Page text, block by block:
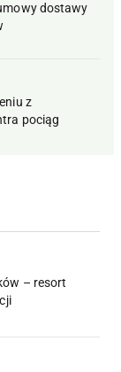
dostawy
z
pociąg
– resort